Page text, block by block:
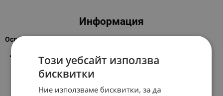
Информация
Осветително тяло
Цокъл:G9
Този уебсайт използва
бисквитки
Ние използваме бисквитки, за да